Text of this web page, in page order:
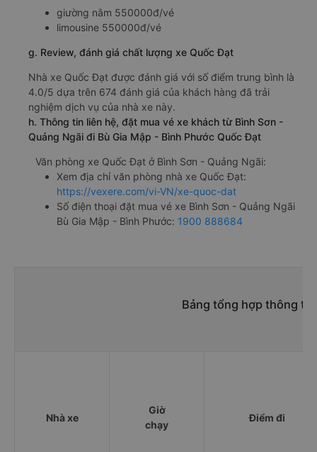
giường nằm 550000đ/vé
limousine 550000đ/vé
g. Review, đánh giá chất lượng xe Quốc Đạt
Nhà xe Quốc Đạt được đánh giá với số điểm trung bình là
4.0/5 dựa trên 674 đánh giá của khách hàng đã trải
nghiệm dịch vụ của nhà xe này.
h. Thông tin liên hệ, đặt mua vé xe khách từ Bình Sơn -
Quảng Ngãi đi Bù Gia Mập - Bình Phước Quốc Đạt
Văn phòng xe Quốc Đạt ở Bình Sơn - Quảng Ngãi:
Xem địa chỉ văn phòng nhà xe Quốc Đạt:
https://vexere.com/vi-VN/xe-quoc-dat
Số điện thoại đặt mua vé xe Bình Sơn - Quảng Ngãi
Bù Gia Mập - Bình Phước: 1900 888684
Bảng tổng hợp thông
Nhà xe
Giờ
chạy
Điểm đi